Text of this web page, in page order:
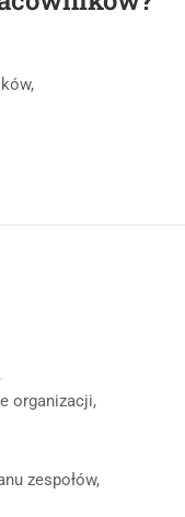
organizacji,
zespołów,